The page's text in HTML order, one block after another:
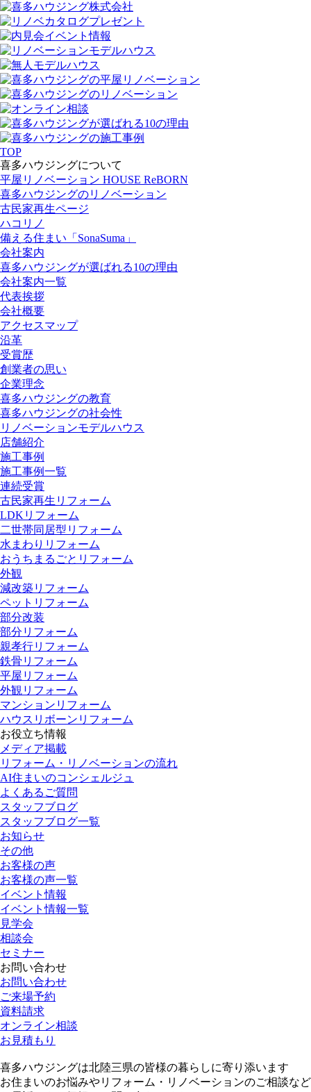
TOP
喜多ハウジングについて
平屋リノベーション HOUSE ReBORN
喜多ハウジングのリノベーション
古民家再生ページ
ハコリノ
備える住まい「SonaSuma」
会社案内
喜多ハウジングが選ばれる10の理由
会社案内一覧
代表挨拶
会社概要
アクセスマップ
沿革
受賞歴
創業者の思い
企業理念
喜多ハウジングの教育
喜多ハウジングの社会性
リノベーションモデルハウス
店舗紹介
施工事例
施工事例一覧
連続受賞
古民家再生リフォーム
LDKリフォーム
二世帯同居型リフォーム
水まわりリフォーム
おうちまるごとリフォーム
外観
減改築リフォーム
ペットリフォーム
部分改装
部分リフォーム
親孝行リフォーム
鉄骨リフォーム
平屋リフォーム
外観リフォーム
マンションリフォーム
ハウスリボーンリフォーム
お役立ち情報
メディア掲載
リフォーム・リノベーションの流れ
AI住まいのコンシェルジュ
よくあるご質問
スタッフブログ
スタッフブログ一覧
お知らせ
その他
お客様の声
お客様の声一覧
イベント情報
イベント情報一覧
見学会
相談会
セミナー
お問い合わせ
お問い合わせ
ご来場予約
資料請求
オンライン相談
お見積もり
喜多ハウジングは北陸三県の皆様の暮らしに寄り添います
お住まいのお悩みやリフォーム・リノベーションのご相談など